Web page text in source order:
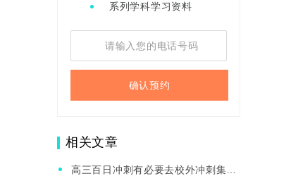
系列学科学习资料
确认预约
相关文章
高三百日冲刺有必要去校外冲刺集训